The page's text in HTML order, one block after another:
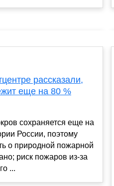
рассказали,
еще на 80 %
сохраняется еще на
России, поэтому
о природной пожарной
риск пожаров из-за
...